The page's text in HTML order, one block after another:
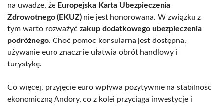
na uwadze, że Europejska Karta Ubezpieczenia
Zdrowotnego (EKUZ) nie jest honorowana. W związku z
tym warto rozważyć zakup dodatkowego ubezpieczenia
podróżnego. Choć pomoc konsularna jest dostępna,
używanie euro znacznie ułatwia obrót handlowy i
turystykę.
Co więcej, przyjęcie euro wpływa pozytywnie na stabilność
ekonomiczną Andory, co z kolei przyciąga inwestycje i